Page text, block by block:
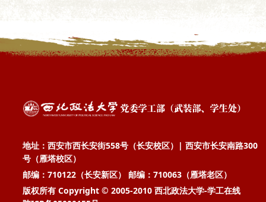
地址：西安市西长安街558号（长安校区）| 西安市长安南路300
号（雁塔校区）
邮编：710122（长安新区） 邮编：710063（雁塔老区）
版权所有 Copyright © 2005-2010 西北政法大学-学工在线